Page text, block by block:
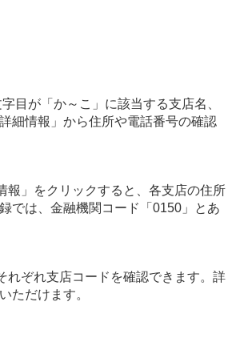
目が「か～こ」に該当する支店名、
細情報」から住所や電話番号の確認
報」をクリックすると、各支店の住所
では、金融機関コード「0150」とあ
れぞれ支店コードを確認できます。詳
ただけます。